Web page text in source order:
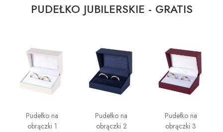
PUDEŁKO JUBILERSKIE - GRATIS
Pudełko na
obrączki 1
Pudełko na
obrączki 2
Pudełko na
obrączki 3